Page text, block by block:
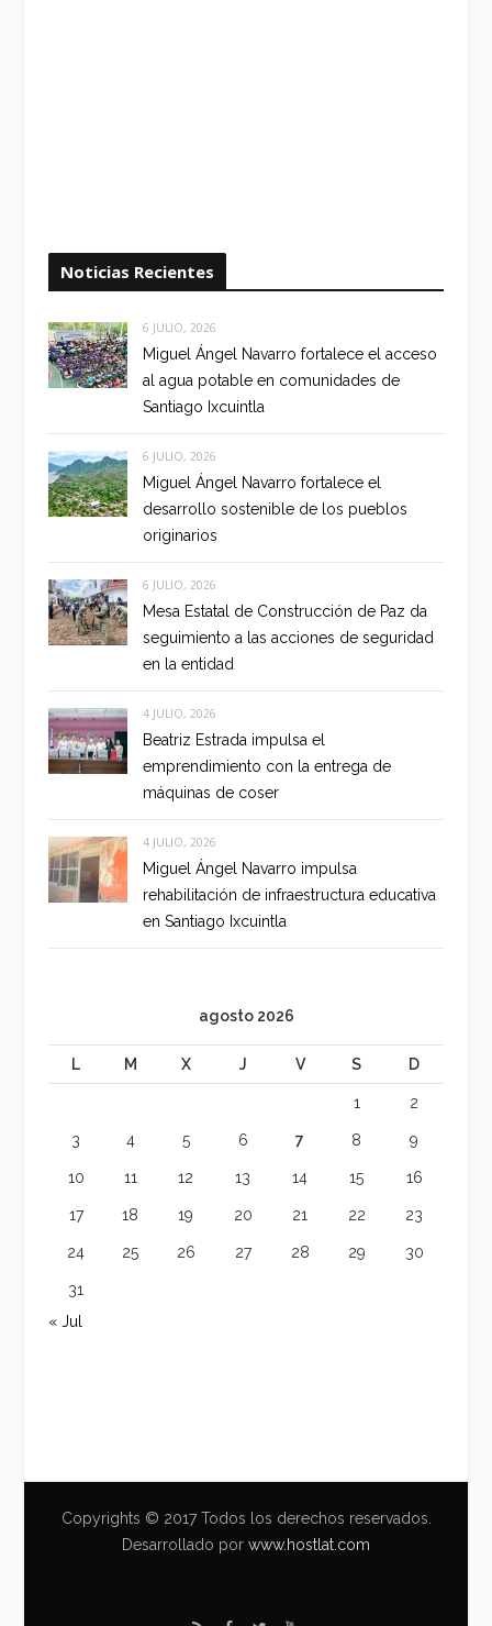
Noticias Recientes
6 JULIO, 2026
Miguel Ángel Navarro fortalece el acceso
al agua potable en comunidades de
Santiago Ixcuintla
6 JULIO, 2026
Miguel Ángel Navarro fortalece el
desarrollo sostenible de los pueblos
originarios
6 JULIO, 2026
Mesa Estatal de Construcción de Paz da
seguimiento a las acciones de seguridad
en la entidad
4 JULIO, 2026
Beatriz Estrada impulsa el
emprendimiento con la entrega de
máquinas de coser
4 JULIO, 2026
Miguel Ángel Navarro impulsa
rehabilitación de infraestructura educativa
en Santiago Ixcuintla
agosto 2026
L M X J V S D
1 2
3 4 5 6 7 8 9
10 11 12 13 14 15 16
17 18 19 20 21 22 23
24 25 26 27 28 29 30
31
« Jul
Copyrights © 2017 Todos los derechos reservados.
Desarrollado por www.hostlat.com